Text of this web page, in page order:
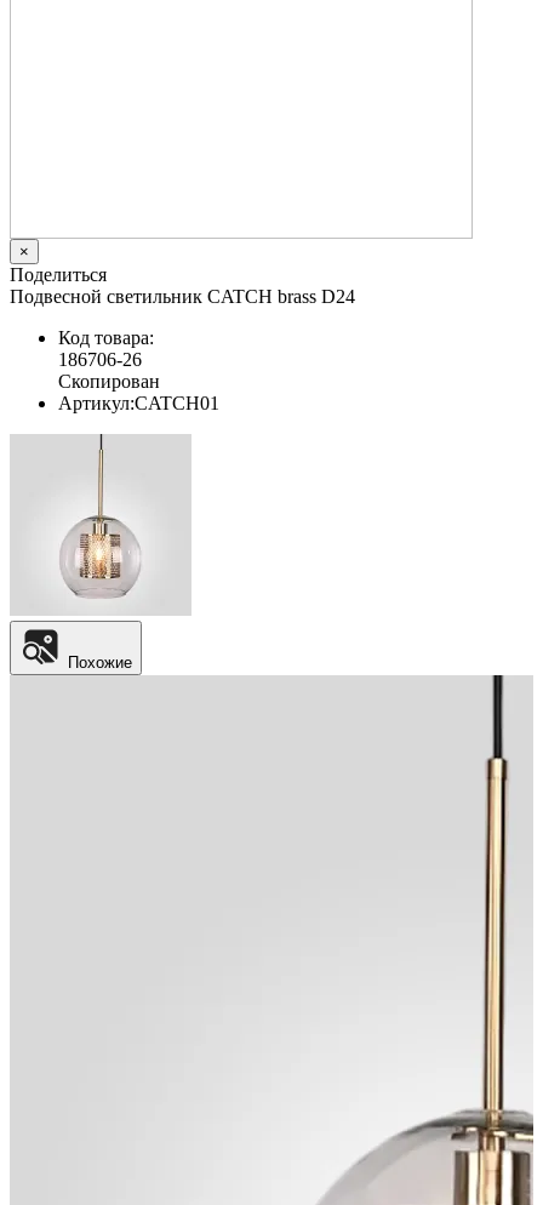
×
Поделиться
Подвесной светильник CATCH brass D24
Код товара:
186706-26
Скопирован
Артикул:CATCH01
Похожие